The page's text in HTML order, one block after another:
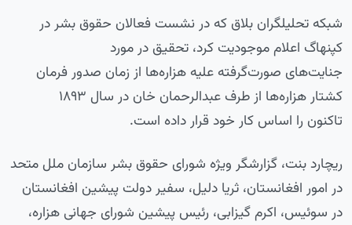
شبکه تحلیلگران بلاق که در نشست فعالان حقوق بشر در
کپنهاگ اعلام موجودیت کرد، تحقیق در مورد
جنایت‌های صورت‌گرفته علیه هزاره‌ها از زمان صدور فرمان
کشتار هزاره‌ها از طرف عبدالرحمان خان در سال ۱۸۹۳
تاکنون را اساس کار خود قرار داده است.
ریچارد بنت، گزارشگر ویژه شورای حقوق بشر سازمان ملل متحد
در امور افغانستان، ثریا دلیل، سفیر دولت پیشین افغانستان
در سوئیس، اکرم گیزابی، رئیس پیشین شورای جهانی هزاره،